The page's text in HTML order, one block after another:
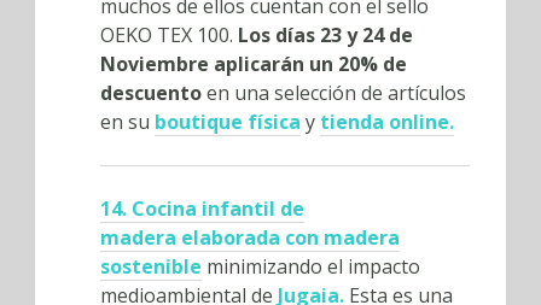
muchos de ellos cuentan con el sello
OEKO TEX 100. Los días 23 y 24 de
Noviembre aplicarán un 20% de
descuentoen una selección de artículos
en su boutique física y tienda online.
14. Cocina infantil de
madera elaborada con madera
sostenible minimizando el impacto
medioambiental de Jugaia. Esta es una